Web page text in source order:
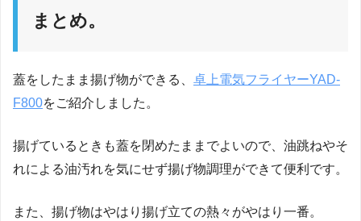
まとめ。
蓋をしたまま揚げ物ができる、 卓上電気フライヤーYAD-
F800をご紹介しました。
揚げているときも蓋を閉めたままでよいので、油跳ねやそ
れによる油汚れを気にせず揚げ物調理ができて便利です。
また、揚げ物はやはり揚げ立ての熱々がやはり一番。